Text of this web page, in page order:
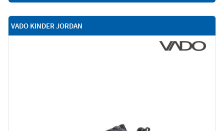
VADO KINDER JORDAN